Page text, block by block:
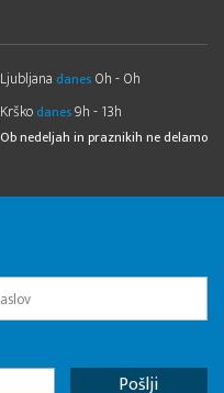
Ljubljana danes 0h - 0h
Krško danes9h - 13h
Ob nedeljah in praznikih ne delamo